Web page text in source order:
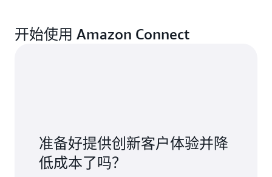
开始使用 Amazon Connect
准备好提供创新客户体验并降
低成本了吗？